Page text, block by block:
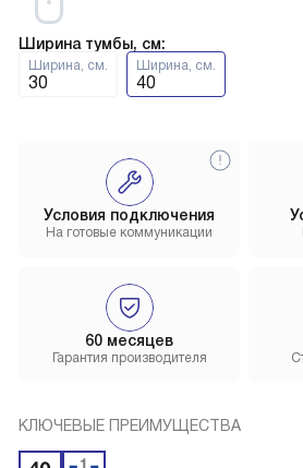
Ширина тумбы, см:
Ширина, см.
30
Ширина, см.
40
60 месяцев
Гарантия производителя
Условия подключения
На готовые коммуникации
КЛЮЧЕВЫЕ ПРЕИМУЩЕСТВА